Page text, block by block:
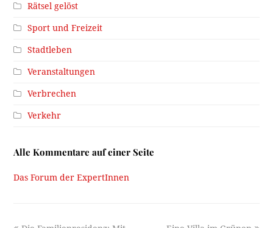
Rätsel gelöst
Sport und Freizeit
Stadtleben
Veranstaltungen
Verbrechen
Verkehr
Alle Kommentare auf einer Seite
Das Forum der ExpertInnen